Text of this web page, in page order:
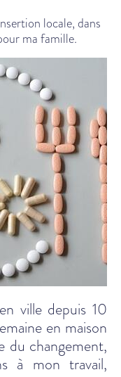
locale, dans
ma famille.
ville depuis 10
en maison
du changement,
à mon travail,